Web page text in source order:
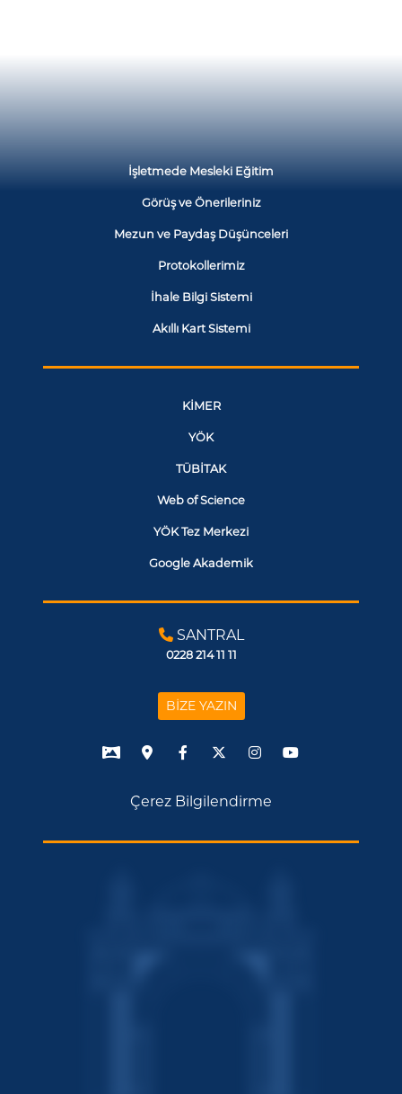
İşletmede Mesleki Eğitim
Görüş ve Önerileriniz
Mezun ve Paydaş Düşünceleri
Protokollerimiz
İhale Bilgi Sistemi
Akıllı Kart Sistemi
KİMER
YÖK
TÜBİTAK
Web of Science
YÖK Tez Merkezi
Google Akademik
SANTRAL
0228 214 11 11
BİZE YAZIN
Çerez Bilgilendirme